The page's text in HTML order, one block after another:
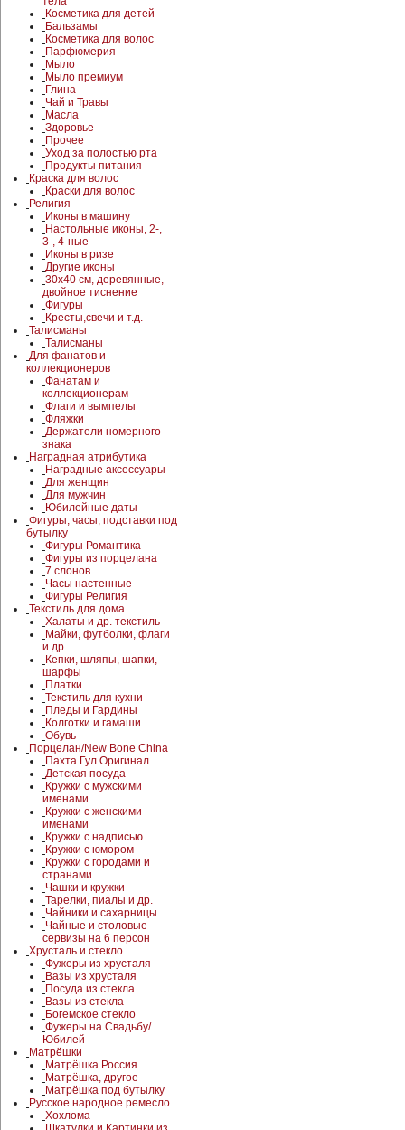
Косметика для детей
Бальзамы
Косметика для волос
Парфюмерия
Мыло
Мыло премиум
Глина
Чай и Травы
Масла
Здоровье
Прочее
Уход за полостью рта
Продукты питания
Краска для волос
Краски для волос
Религия
Иконы в машину
Настольные иконы, 2-,
3-, 4-ные
Иконы в ризе
Другие иконы
30x40 см, деревянные,
двойное тиснение
Фигуры
Кресты,свечи и т.д.
Талисманы
Талисманы
Для фанатов и
коллекционеров
Фанатам и
коллекционерам
Флаги и вымпелы
Фляжки
Держатели номерного
знака
Наградная атрибутика
Наградные аксессуары
Для женщин
Для мужчин
Юбилейные даты
Фигуры, часы, подставки под
бутылку
Фигуры Романтика
Фигуры из порцелана
7 слонов
Часы настенные
Фигуры Религия
Текстиль для дома
Халаты и др. текстиль
Майки, футболки, флаги
и др.
Кепки, шляпы, шапки,
шарфы
Платки
Текстиль для кухни
Пледы и Гардины
Колготки и гамаши
Обувь
Порцелан/New Bone China
Пахта Гул Оригинал
Детская посуда
Кружки с мужскими
именами
Кружки с женскими
именами
Кружки с надписью
Кружки с юмором
Кружки с городами и
странами
Чашки и кружки
Тарелки, пиалы и др.
Чайники и сахарницы
Чайные и столовые
сервизы на 6 персон
Хрусталь и стекло
Фужеры из хрусталя
Вазы из хрусталя
Посуда из стекла
Вазы из стекла
Богемское стекло
Фужеры на Свадьбу/
Юбилей
Матрёшки
Матрёшка Россия
Матрёшка, другое
Матрёшка под бутылку
Русское народное ремесло
Хохлома